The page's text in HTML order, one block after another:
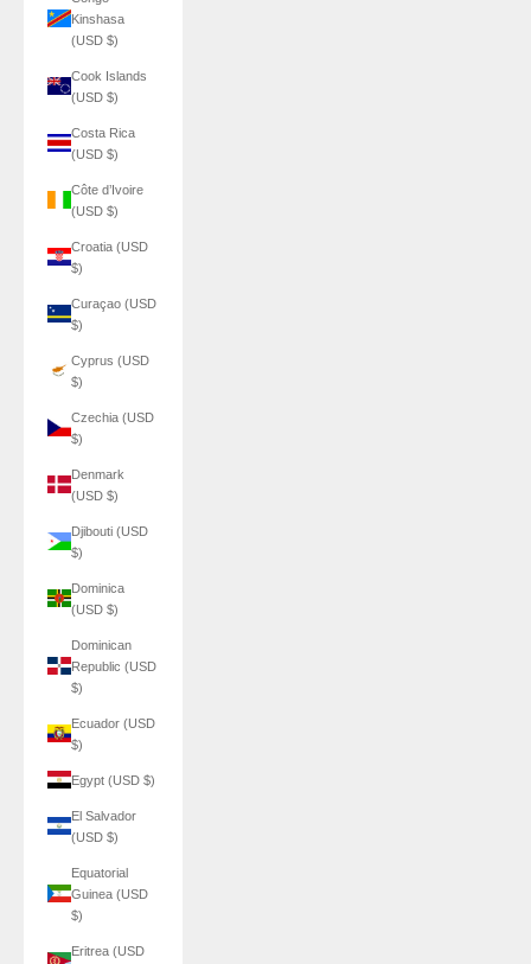
Kinshasa
(USD $)
Cook Islands
(USD $)
Costa Rica
(USD $)
Côte d’Ivoire
(USD $)
Croatia (USD
$)
Curaçao (USD
$)
Cyprus (USD
$)
Czechia (USD
$)
Denmark
(USD $)
Djibouti (USD
$)
Dominica
(USD $)
Dominican
Republic (USD
$)
Ecuador (USD
$)
Egypt (USD $)
El Salvador
(USD $)
Equatorial
Guinea (USD
$)
Eritrea (USD